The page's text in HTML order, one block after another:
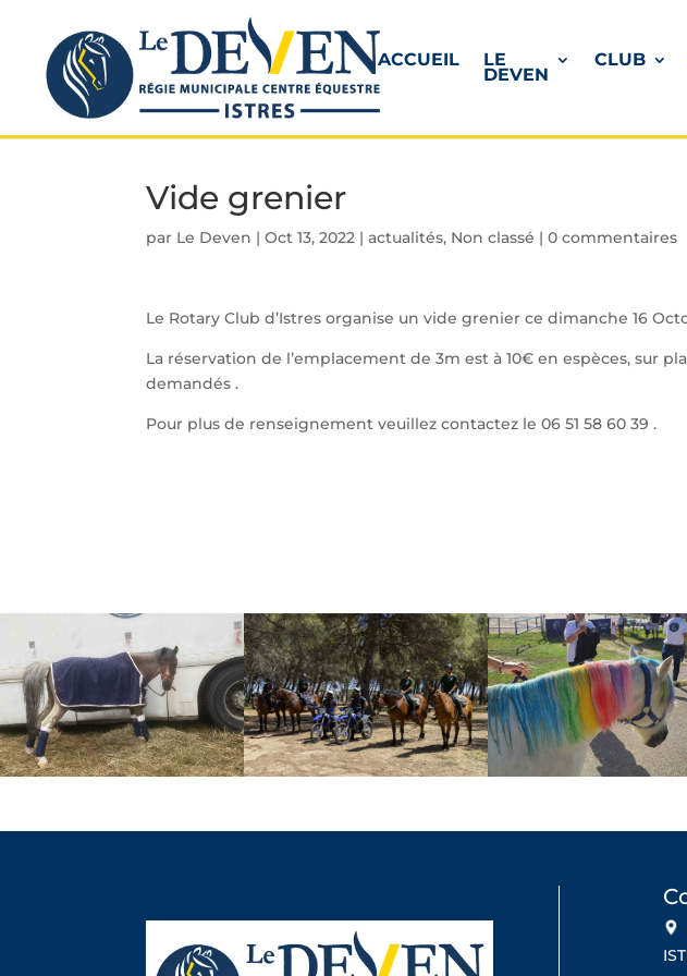
ACCUEIL LE
DEVEN
CLUB
Vide grenier
par Le Deven |Oct 13, 2022 |actualités, Non classé |0 commentaires
Le Rotary Club d’Istres organise un vide grenier ce dimanche 16
La réservation de l’emplacement de 3m est à 10€ en espèces, sur
demandés .
Pour plus de renseignement veuillez contactez le 06 51 58 60 39 .